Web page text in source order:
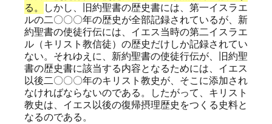
る。
しかし、旧約聖書の歴史書には、第一イスラエ
ルの二〇〇〇年の歴史が全部記録されているが、新
約聖書の使徒行伝には、イエス当時の第二イスラエ
ル（キリスト教信徒）の歴史だけしか記録されてい
ない。それゆえに、新約聖書の使徒行伝が、旧約聖
書の歴史書に該当する内容となるためには、イエス
以後二〇〇〇年のキリスト教史が、そこに添加され
なければならないのである。したがって、キリスト
教史は、イエス以後の復帰摂理歴史をつくる史料と
なるのである。